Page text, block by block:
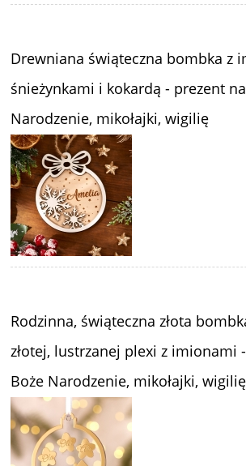
Drewniana świąteczna bombka z
śnieżynkami i kokardą - prezent
Narodzenie, mikołajki, wigilię
Rodzinna, świąteczna złota
złotej, lustrzanej plexi z imionami
Boże Narodzenie, mikołajki, wigilię